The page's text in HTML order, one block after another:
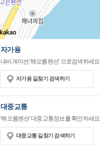
자가용
내비게이션:'해오름펜션' 으로검색하세요
자가용 길찾기 검색하기
대중교통
'해오름펜션' 대중교통정보를 확인하세요
대중교통 길찾기 검색하기